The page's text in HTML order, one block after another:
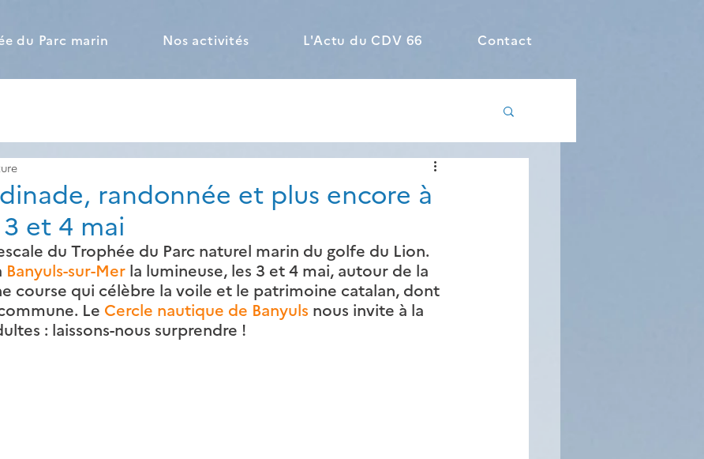
du Parc marin Nos activités L'Actu du CDV 66 Contact
randonnée et plus encore à
et 4 mai
du Trophée du Parc naturel marin du golfe du Lion.
Banyuls-sur-Mer la lumineuse, les 3 et 4 mai, autour de la
course qui célèbre la voile et le patrimoine catalan, dont
Le Cercle nautique de Banyuls nous invite à la
: laissons-nous surprendre !